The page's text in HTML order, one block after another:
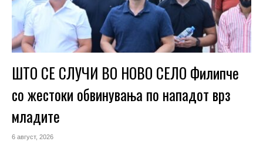
ШТО СЕ СЛУЧИ ВО НОВО СЕЛО Филипче
со жестоки обвинувања по нападот врз
младите
6 август, 2026